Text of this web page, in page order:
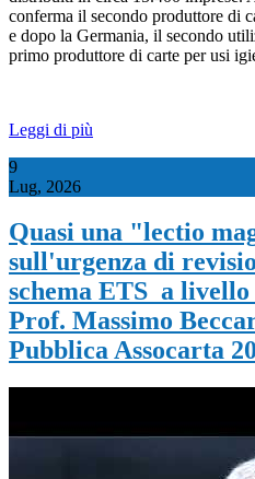
conferma il secondo produttore di
e dopo la Germania, il secondo
primo produttore di carte per usi
Leggi di più
9
Lug, 2026
Quasi una "lectio
sull'urgenza di
schema ETS a
Prof. Massimo
Pubblica Assocarta